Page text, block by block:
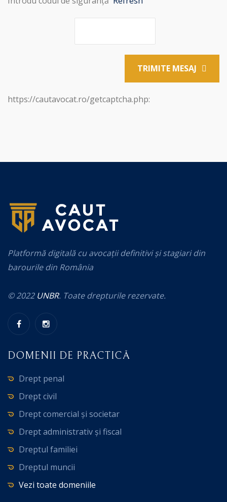
TRIMITE MESAJ
https://cautavocat.ro/getcaptcha.php:
Platformă digitală cu avocații definitivi și stagiari din
barourile din România
© 2022 UNBR. Toate drepturile rezervate.
DOMENII DE PRACTICĂ
Drept penal
Drept civil
Drept comercial și societar
Drept administrativ și fiscal
Dreptul familiei
Dreptul muncii
Vezi toate domeniile